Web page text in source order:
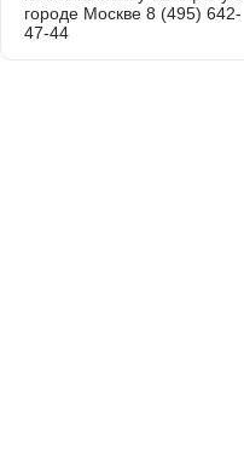
городе Москве 8 (495) 642-
47-44